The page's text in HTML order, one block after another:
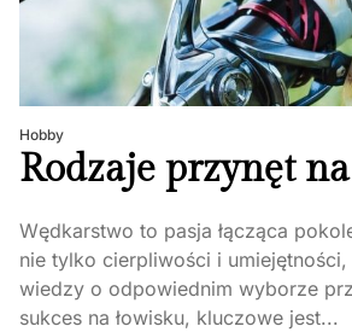
Hobby
Rodzaje przynęt
Wędkarstwo to pasja łącząca
nie tylko cierpliwości i
wiedzy o odpowiednim wyborze
sukces na łowisku, kluczowe jest...